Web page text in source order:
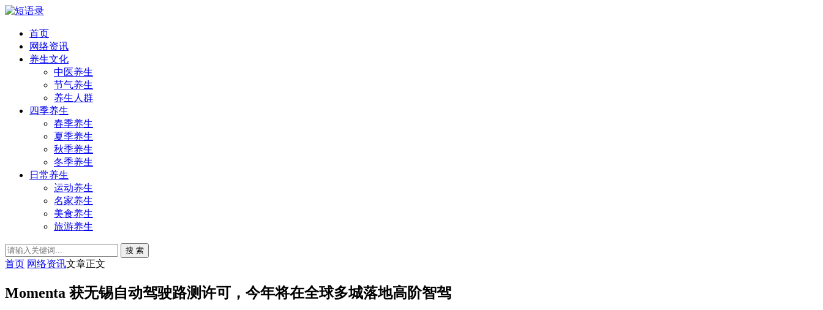
首页
网络资讯
养生文化
中医养生
节气养生
养生人群
四季养生
春季养生
夏季养生
秋季养生
冬季养生
日常养生
运动养生
名家养生
美食养生
旅游养生
搜 索
首页 网络资讯文章正文
Momenta 获无锡自动驾驶路测许可，今年将在全球多城落地高阶智驾